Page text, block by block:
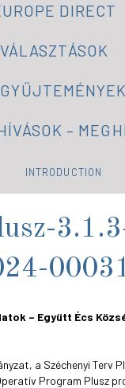
DIRECT
VÁLASZTÁSOK
GYŰJTEMÉNYEK
–
INTRODUCTION
– Együtt Écs
a Széchenyi Terv
Program Plusz